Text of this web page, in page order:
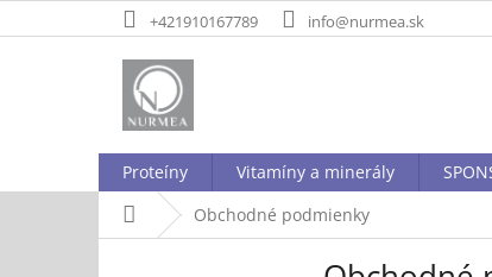
na
+421910167789 info@nurmea.sk
Proteíny Vitamíny a minerály
DomovObchodné podmienky